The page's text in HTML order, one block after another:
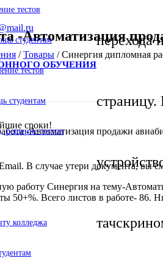
ОБУЧЕНИЯ
сроки!
перехода
страницу.
тестов
студентам
тестов
студентам
тестов
колледжа
-Автоматизация
/Товары /Синергия дипломная
-Автоматизация продажи
В случае утери документа, вы
работу Синергия на тему-
50+%. Всего листов в работе- 86.